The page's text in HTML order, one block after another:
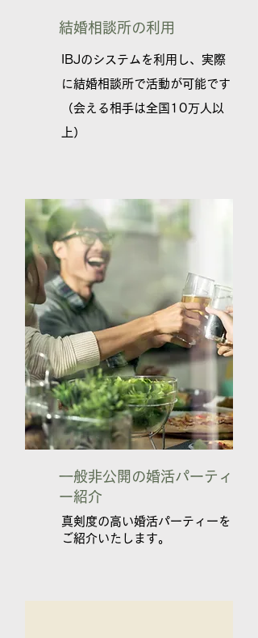
​結婚相談所の利用
​IBJのシステムを利用し、実際
に結婚相談所で活動が可能です
（会える相手は全国10万人以
上）
​一般非公開の婚活パーティ
ー紹介
​真剣度の高い婚活パーティーを
ご紹介いたします。